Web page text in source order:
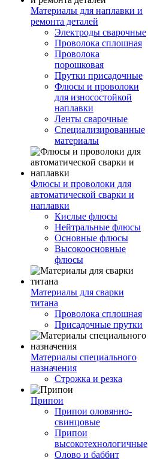
Материалы для наплавки и
ремонта деталей
Электроды сварочные
Проволока сплошная
Проволока
порошковая
Прутки присадочные
Флюсы и проволоки
для износостойкой
наплавки
Ленты сварочные
Специализированные
материалы
Флюсы и проволоки для
автоматической сварки и
наплавки
Кислые флюсы
Нейтральные флюсы
Основные флюсы
Высокоосновные
флюсы
Материалы для сварки
титана
Проволока сплошная
Присадочные прутки
Материалы специального
назначения
Строжка и резка
Припои
Припои оловянно-
свинцовые
Припои
высокотехнологичные
Олово и баббит